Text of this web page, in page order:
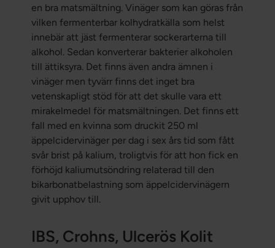
en bra matsmältning. Vinäger som kan göras från
vilken fermenterbar kolhydratkälla som helst
innebär att jäst fermenterar sockerarterna till
alkohol. Sedan konverterar bakterier alkoholen
till ättiksyra. Det finns även andra ämnen i
vinäger men tyvärr finns det inget bra
vetenskapligt stöd för att det skulle vara ett
mirakelmedel för matsmältningen. Det finns ett
fall med en kvinna som druckit 250 ml
äppelcidervinäger per dag i sex års tid som fått
svår brist på kalium, troligtvis för att hon fick en
förhöjd kaliumutsöndring relaterad till den
bikarbonatbelastning som äppelcidervinägern
givit upphov till.
IBS, Crohns, Ulcerös Kolit